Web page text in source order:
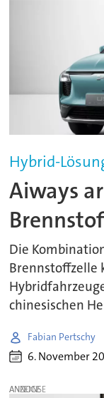
Hybrid-
Aiways
Die
Brennstoffzelle
chinesischen
Fabian Pertschy
6. November
ANZEIGE